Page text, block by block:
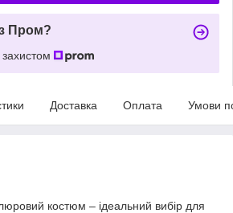
Пром?
Доставка Оплата Умови
костюм – ідеальний вибір для